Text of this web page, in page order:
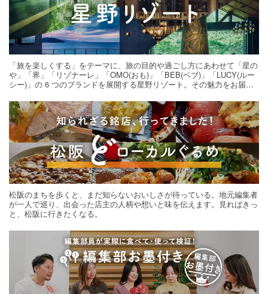
「旅を楽しくする」をテーマに、旅の目的や過ごし方にあわせて「星の
や」「界」「リゾナーレ」「OMO(おも)」「BEB(ベブ)」「LUCY(ルー
シー)」の 6 つのブランドを展開する星野リゾート。その魅力をお届け
松阪のまちを歩くと、まだ知らないおいしさが待っている。地元編集者
が一人で巡り、出会った店主の人柄や想いと味を伝えます。見ればきっ
と、松阪に行きたくなる。